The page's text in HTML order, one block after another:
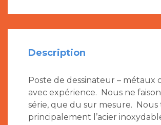
Description
Poste de dessinateur – métaux
avec expérience. Nous ne
série, que du sur mesure. Nous
principalement l’acier